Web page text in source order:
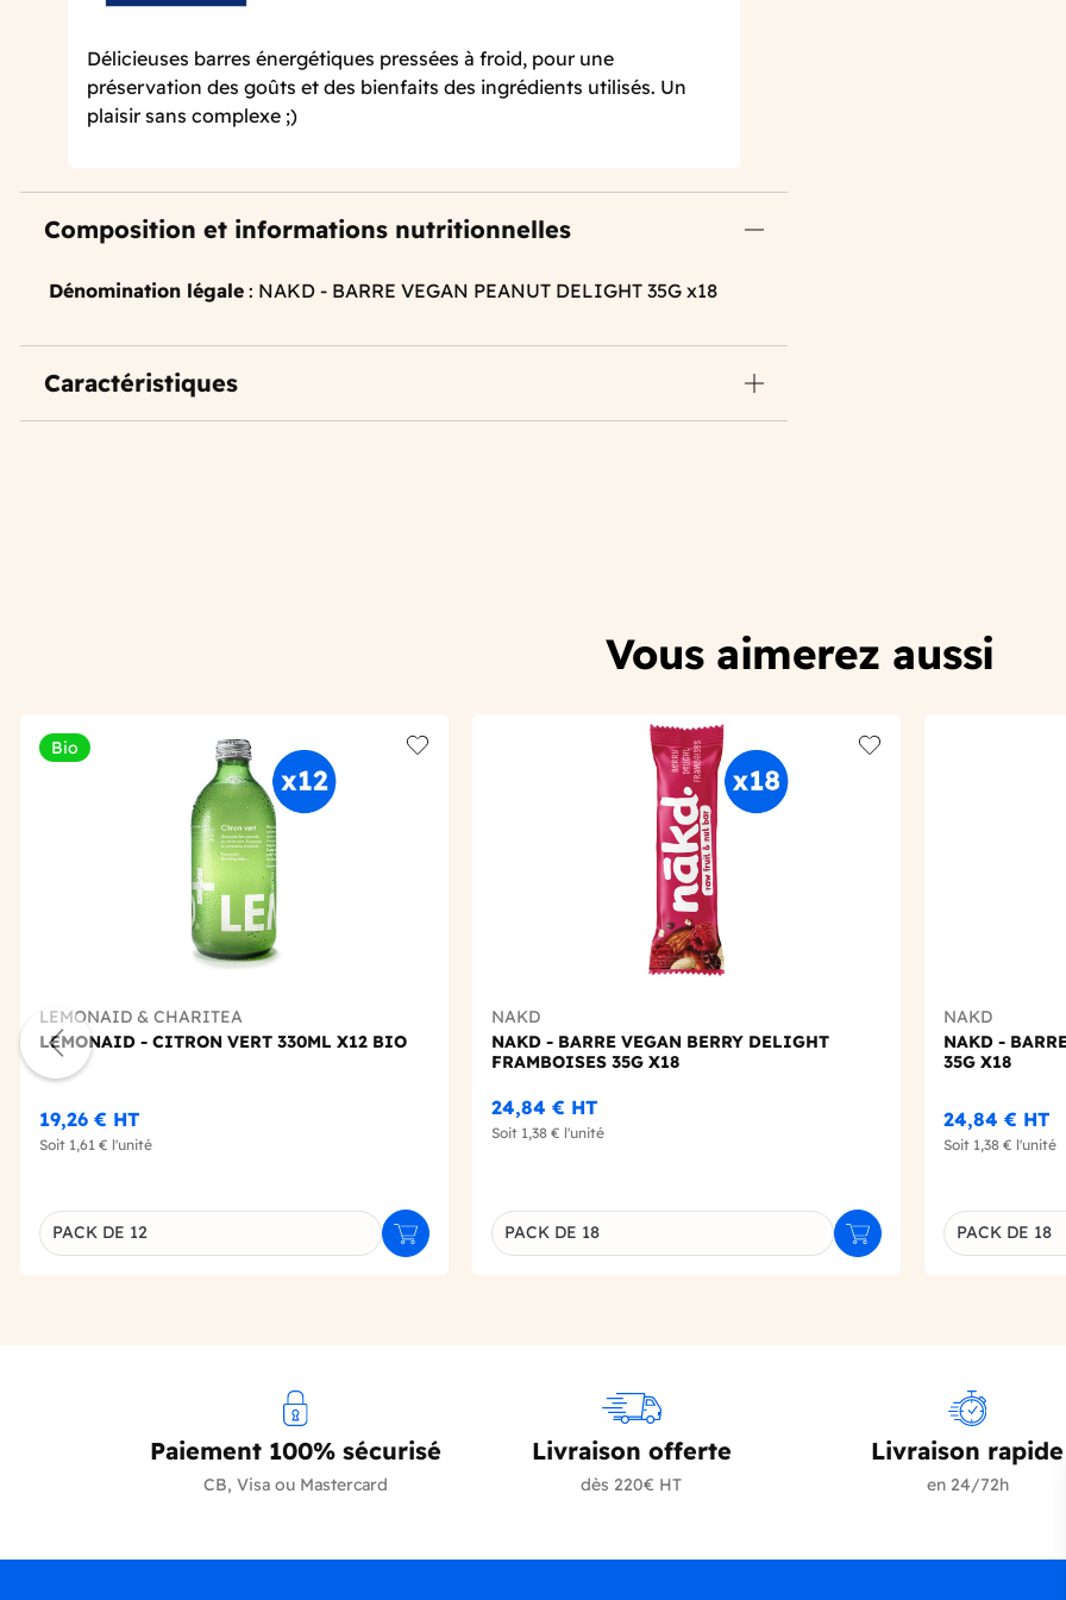
Délicieuses barres énergétiques pressées à froid, pour une
préservation des goûts et des bienfaits des ingrédients utilisés. Un
plaisir sans complexe ;)
Composition et informations nutritionnelles
Dénomination légale : NAKD - BARRE VEGAN PEANUT DELIGHT 35G x18
Caractéristiques
Vous aimerez aussi
Bio
LEMONAID & CHARITEA
LEMONAID - CITRON VERT 330ML X12 BIO
19,26 € HT
Soit 1,61 € l'unité
Déclinaison du produit
PACK DE 12 Ajouter au panier
NAKD
NAKD - BARRE VEGAN BERRY DELIGHT
FRAMBOISES 35G X18
24,84 € HT
Soit 1,38 € l'unité
Déclinaison du produit
PACK DE 18 Ajouter au panier
NAKD
NAKD -
35G X18
24,84 € HT
Soit 1,38 € l'unité
Déclinaison
PACK DE 18
Paiement 100% sécurisé
CB, Visa ou Mastercard
Livraison offerte
dès 220€ HT
Livraison rapide
en 24/72h